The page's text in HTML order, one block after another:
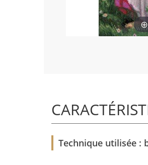
Technique utilisée :